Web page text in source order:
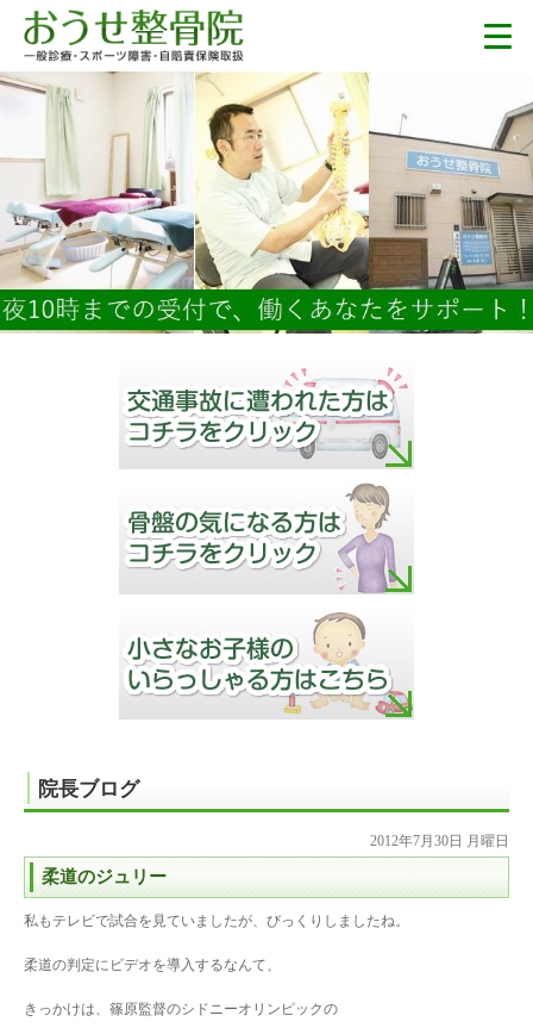
院長ブログ
2012年7月30日 月曜日
柔道のジュリー
私もテレビで試合を見ていましたが、びっくりしましたね。
柔道の判定にビデオを導入するなんて、
きっかけは、篠原監督のシドニーオリンピックの